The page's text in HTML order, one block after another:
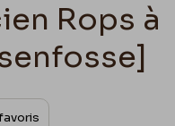
Rops à